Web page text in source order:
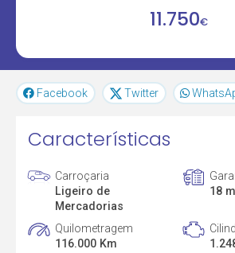
11.750€
Facebook Twitter
Características
Carroçaria
Ligeiro de
Mercadorias
18
Quilometragem
116.000 Km